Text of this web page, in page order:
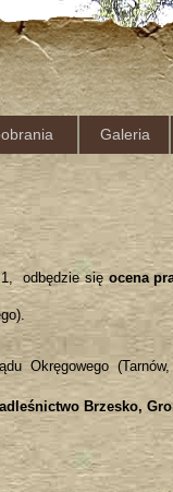
Galeria
1, odbędzie sięocena
Okręgowego
Brzesko,